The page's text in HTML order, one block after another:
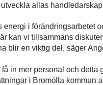
allas
energi i förändringsarbetet
kan vi tillsammans
blir en viktig del, säger
in mer personal och detta
i Bromölla kommun